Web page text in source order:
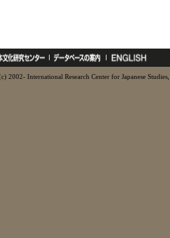
2002- International Research Center for Japanese